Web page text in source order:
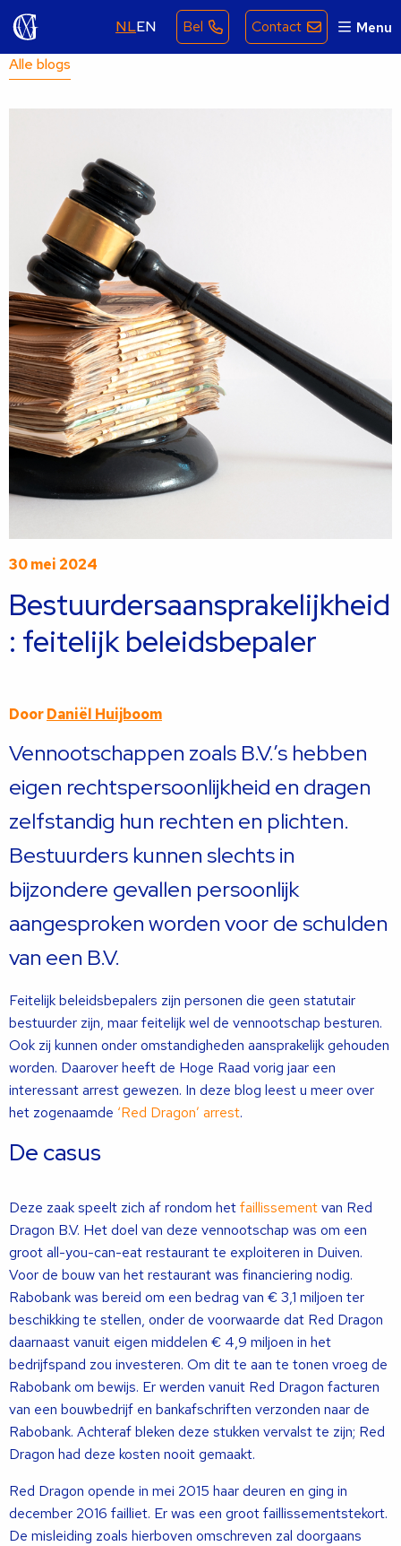
NLEN Bel Contact Menu
Alle blogs
30 mei 2024
Bestuurdersaansprakelijkheid
: feitelijk beleidsbepaler
DoorDaniël Huijboom
Vennootschappen zoals B.V.’s hebben
eigen rechtspersoonlijkheid en dragen
zelfstandig hun rechten en plichten.
Bestuurders kunnen slechts in
bijzondere gevallen persoonlijk
aangesproken worden voor de schulden
van een B.V.
Feitelijk beleidsbepalers zijn personen die geen statutair
bestuurder zijn, maar feitelijk wel de vennootschap besturen.
Ook zij kunnen onder omstandigheden aansprakelijk gehouden
worden. Daarover heeft de Hoge Raad vorig jaar een
interessant arrest gewezen. In deze blog leest u meer over
het zogenaamde ‘Red Dragon’ arrest.
De casus
Deze zaak speelt zich af rondom hetfaillissementvan Red
Dragon B.V. Het doel van deze vennootschap was om een
groot all-you-can-eat restaurant te exploiteren in Duiven.
Voor de bouw van het restaurant was financiering nodig.
Rabobank was bereid om een bedrag van € 3,1 miljoen ter
beschikking te stellen, onder de voorwaarde dat Red Dragon
daarnaast vanuit eigen middelen € 4,9 miljoen in het
bedrijfspand zou investeren. Om dit te aan te tonen vroeg de
Rabobank om bewijs. Er werden vanuit Red Dragon facturen
van een bouwbedrijf en bankafschriften verzonden naar de
Rabobank. Achteraf bleken deze stukken vervalst te zijn; Red
Dragon had deze kosten nooit gemaakt.
Red Dragon opende in mei 2015 haar deuren en ging in
december 2016 failliet. Er was een groot faillissementstekort.
De misleiding zoals hierboven omschreven zal doorgaans